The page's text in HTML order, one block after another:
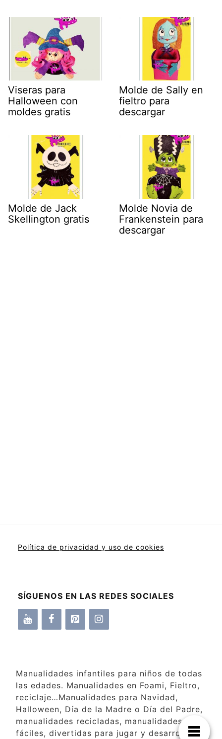
Viseras para
Halloween con
moldes gratis
Molde de Sally en
fieltro para
descargar
Molde de Jack
Skellington gratis
Molde Novia de
Frankenstein para
descargar
Política de privacidad y uso de cookies
SÍGUENOS EN LAS REDES SOCIALES
Manualidades infantiles para niños de todas
las edades. Manualidades en Foami, Fieltro,
reciclaje…Manualidades para Navidad,
Halloween, Día de la Madre o Día del Padre,
manualidades recicladas, manualidades
fáciles, divertidas para jugar y desarrollar la